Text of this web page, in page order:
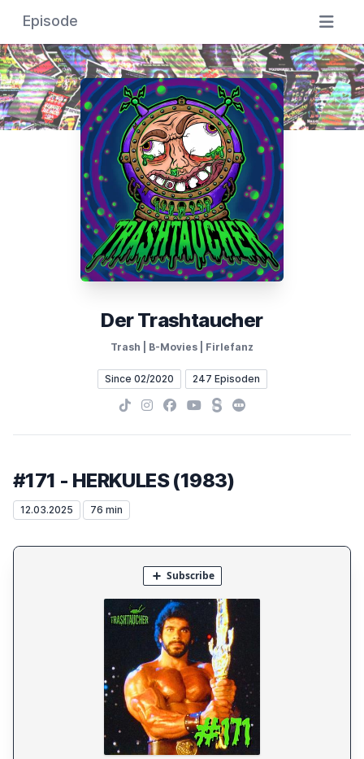
Episode
Der Trashtaucher
Trash | B-Movies | Firlefanz
Since 02/2020 247 Episoden
TikTokInstagram
Facebook
YouTube
SteadyLetterboxd
#171 - HERKULES (1983)
12.03.2025 76 min